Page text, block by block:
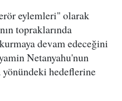
eylemleri" olarak
topraklarında
devam edeceğini
Netanyahu'nun
hedeflerine